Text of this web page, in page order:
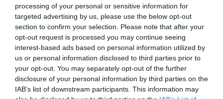
processing of your personal or sensitive information for
targeted advertising by us, please use the below opt-out
section to confirm your selection. Please note that after your
opt-out request is processed you may continue seeing
interest-based ads based on personal information utilized by
us or personal information disclosed to third parties prior to
your opt-out. You may separately opt-out of the further
disclosure of your personal information by third parties on the
IAB’s list of downstream participants. This information may
Legfrissebb híreink
LAKÓÉPÜLETEK LÁNGOLTAK SZERDÁN
2026. augusztus 06|Riasztó